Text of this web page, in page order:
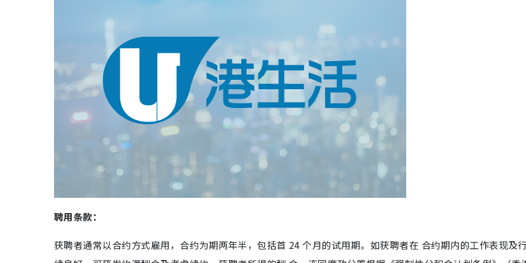
聘用条款：
获聘者通常以合约方式雇用，合约为期两年半，包括首 24 个月的试用期。如获聘者在 合约期内的工作表现及